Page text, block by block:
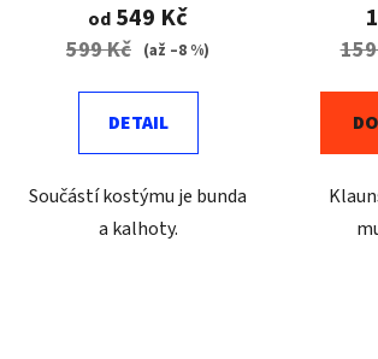
od 549 Kč
599 Kč (až –8 %)
DETAIL
Součástí kostýmu je bunda
a kalhoty.